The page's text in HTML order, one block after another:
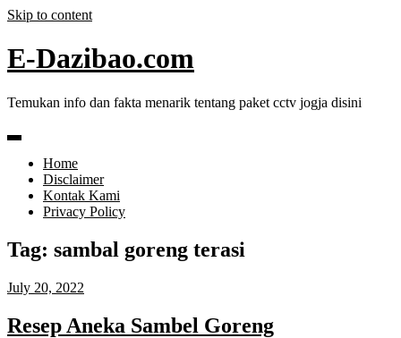
Skip to content
E-Dazibao.com
Temukan info dan fakta menarik tentang paket cctv jogja disini
Home
Disclaimer
Kontak Kami
Privacy Policy
Tag: sambal goreng terasi
July 20, 2022
Resep Aneka Sambel Goreng